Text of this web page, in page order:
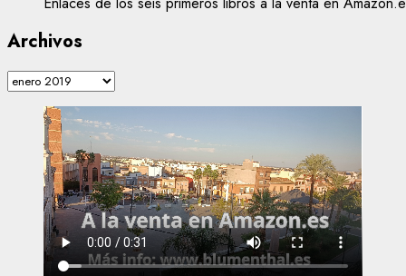
Archivos
Archivos